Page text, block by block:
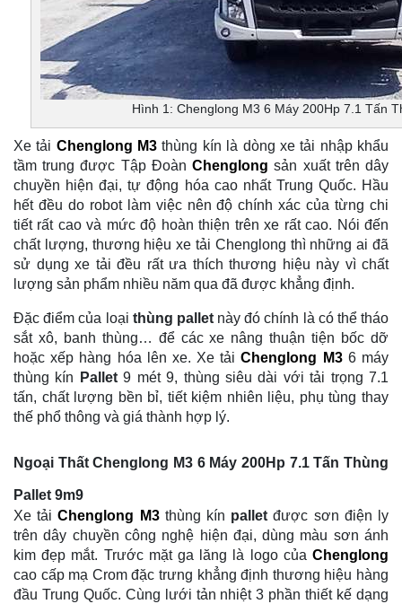
Hình 1: Chenglong M3 6 Máy 200Hp 7.1 Tấn
Xe tải Chenglong M3 thùng kín là dòng xe tải nhập khẩu
tầm trung được Tập ĐoànChenglong sản xuất trên dây
chuyền hiện đại, tự động hóa cao nhất Trung Quốc. Hầu
hết đều do robot làm việc nên độ chính xác của từng chi
tiết rất cao và mức độ hoàn thiện trên xe rất cao. Nói đến
chất lượng, thương hiệu xe tải Chenglong thì những ai đã
sử dụng xe tải đều rất ưa thích thương hiệu này vì chất
lượng sản phẩm nhiều năm qua đã được khẳng định.
Đặc điểm của loại thùng palletnày đó chính là có thể tháo
sắt xô, banh thùng… để các xe nâng thuận tiện bốc dỡ
hoặc xếp hàng hóa lên xe. Xe tảiChenglong M36 máy
thùng kín
Pallet9 mét 9, thùng siêu dài với tải trọng 7.1
tấn, chất lượng bền bỉ, tiết kiệm nhiên liệu, phụ tùng thay
thế phổ thông và giá thành hợp lý.
Ngoại ThấtChenglong M3 6 Máy 200Hp 7.1 Tấn Thùng
Pallet 9m9
Xe tảiChenglong M3thùng kín pallet được sơn điện ly
trên dây chuyền công nghệ hiện đại, dùng màu sơn ánh
kim đẹp mắt. Trước mặt ga lăng là logo của Chenglong
cao cấp mạ Crom đặc trưng khẳng định thương hiệu hàng
đầu Trung Quốc. Cùng lưới tản nhiệt 3 phần thiết kế dạng